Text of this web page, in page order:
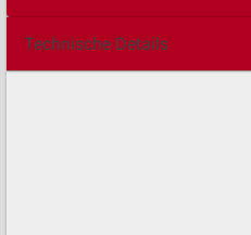
Technische Details